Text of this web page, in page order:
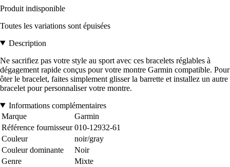
Produit indisponible
Toutes les variations sont épuisées
Description
Ne sacrifiez pas votre style au sport avec ces bracelets réglables à
dégagement rapide conçus pour votre montre Garmin compatible. Pour
ôter le bracelet, faites simplement glisser la barrette et installez un autre
bracelet pour personnaliser votre montre.
Informations complémentaires
Marque
Garmin
Référence fournisseur 010-12932-61
Couleur
noir/gray
Couleur dominante
Noir
Genre
Mixte